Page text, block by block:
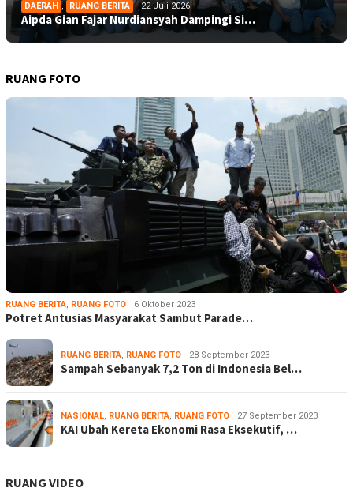
DAERAH , RUANG BERITA 22 Juli 2026
Aipda Gian Fajar Nurdiansyah Dampingi Si…
RUANG FOTO
RUANG BERITA, RUANG FOTO 6 Oktober 2023
Potret Antusias Masyarakat Sambut Parade…
RUANG BERITA, RUANG FOTO 28 September 2023
Sampah Sebanyak 7,2 Ton di Indonesia Bel…
NASIONAL, RUANG BERITA, RUANG FOTO 27 September 2023
KAI Ubah Kereta Ekonomi Rasa Eksekutif, …
RUANG VIDEO